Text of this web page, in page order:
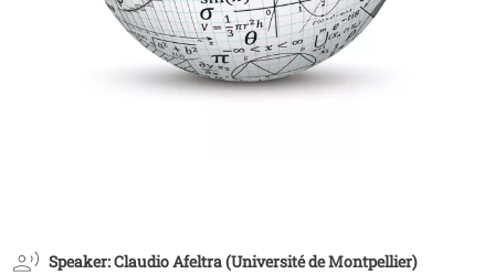
Speaker: Claudio Afeltra (Université de Montpellier)